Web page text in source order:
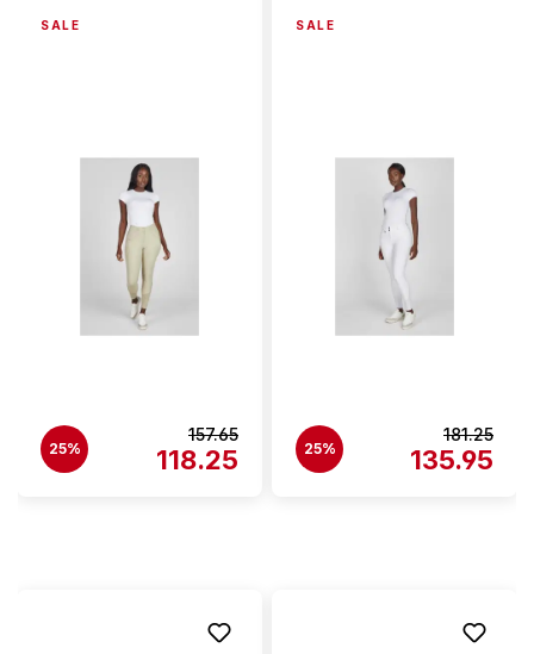
SALE
25%
157.65
118.25
SALE
25%
181.25
135.95